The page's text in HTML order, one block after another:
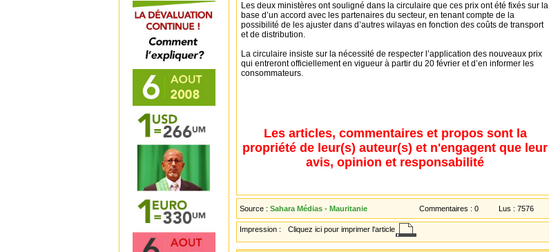
Les deux ministères ont souligné dans la circulaire que ces prix ont été fixés sur la
base d’un accord avec les partenaires du secteur, en tenant compte de la
possibilité de les ajuster dans d’autres wilayas en fonction des coûts de transport
et de distribution.
La circulaire insiste sur la nécessité de respecter l’application des nouveaux prix
qui entreront officiellement en vigueur à partir du 20 février et d’en informer les
consommateurs.
Les articles, commentaires et propos sont la
propriété de leur(s) auteur(s) et n'engagent que leur
avis, opinion et responsabilité
Source : Sahara Médias - Mauritanie Commentaires : 0 Lus : 7576
Impression : Cliquez ici pour imprimer l'article